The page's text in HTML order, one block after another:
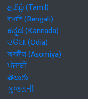
தமிழ் (Tamil)
বাঙালি (Bengali)
ಕನ್ನಡ (Kannada)
ଓଡିଆ (Odia)
অসমীয়া (Asomiya)
ਪੰਜਾਬੀ
తెలుగు
ગુજરાતી